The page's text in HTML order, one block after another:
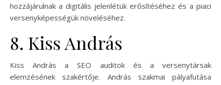
hozzájárulnak a digitális jelenlétük erősítéséhez és a piaci
versenyképességük növeléséhez.
8. Kiss András
Kiss András a SEO auditok és a versenytársak
elemzésének szakértője. András szakmai pályafutása